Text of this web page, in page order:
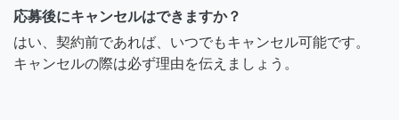
応募後にキャンセルはできますか？
はい、契約前であれば、いつでもキャンセル可能です。
キャンセルの際は必ず理由を伝えましょう。